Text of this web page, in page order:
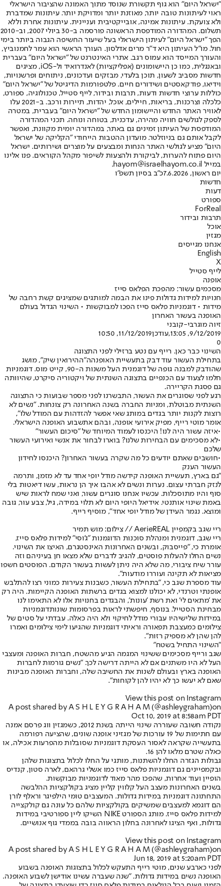
"ישראל היום" הוא גוף תקשורת שנוסד מתוך האמונה שהציבור הישראלי
ראוי לעיתונות טובה יותר, מאוזנת יותר ומדויקת יותר. עיתונות שמדברת
ולא צועקת. עיתונות אמינה, אובייקטיבית ועניינית. עיתונות אחרת וללא
תשלום. המהדורה המודפסת הראשונה פורסמה ב-30 ביולי 2007, וב-2010
הפך "ישראל היום" לעיתון הישראלי בעל שיעור החשיפה הגבוה ביותר בימי
חול. מו"ל העיתון היא ד"ר מרים אדלסון. העורך הראשי הוא עמר לחמנוביץ,
והעורך המייסד הוא עמוס רגב. אתרי האינטרנט של "ישראל היום" בעברית
ובאנגלית, כמו כן היישומונים (אפליקציות) לאנדרואיד ול-iOS, מציגים
חדשות מסביב לשעון, תוכן בלעדי, מבזקים ועדכונים, ניתוחים ופרשנויות,
וידיאו, פודקאסטים ושידורים חיים. פלטפורמות הדיגיטל של "ישראל היום"
כוללות ערוצי חדשות ודעות, תרבות ובידור, לייף סטייל, טכנולוגיה, ספורט,
כלכלה וצרכנות, בריאות, חיילים, אוכל, יהדות, תיירות ורכב. ב-2021 עלו
לאוויר האתר החדש והיישומון החדש של "ישראל היום" בעברית, במטרה
לספק לגולשים חוויה מהירה, עדכנית, בטוחה ונוחה. תכני המהדורה
המודפסת של העיתון זמינים גם באתר, במהדורה יומית מקוונת, ואפשר
לקבל אותם גם בניוזלטר. מועדון ההטבות הייחודי "הקליקה של ישראל
היום" מציע לגולשי האתר הנחות ומבצעים על מוצרים ושירותים. ישראל
היום פתוח להערות, לביקורת ולהצעות לשיפור מקהל הקוראים. פנו אלינו
במייל hayom@israelhayom.co.il.
יום ראשון, 7.6.2026
כ"ב בסיון תשפ"ו
חדשות
דעות
ספורט
ForReal
תרבות ובידור
אוכל
מגזין
אנחנו מגייסים
English
X
לייף סטייל
אופנה
מסכמים עשור: מהפכת הפלאס סייז
חנויות למידות גדולות פינו את הבמה למותגים שמציגים קשת רחבה של
מידות • דוגמניות פלאס סייז הפכו למבוקשות • השינוי הגדול בעולם
האופנה בעשור האחרון
זיוה מוגרבי-קובני
9/12/2019, 13:05
,עודכן11/12/2019, 10:50
0
השינוי כבר כאן. רייף עם נטע ברזילי לפני התצוגה
בתחילת העשור עוד דבק בתעשיית האופנהה"ההירואין שיק", מושג
שהודבק למבנה גופה של דוגמנית העל משנות ה-90, קייט מוס. דוגמניות
חלמו לצעוד עם הכנפיים בתצוגה השנתית של ויקטוריה סיקרט, שהיוותה
גם פסגת הקריירה.
רגע לפני שסוגרים את העשור, התבשרנו לפני מספר שבועות כי התצוגה
השנתית מבוטלת, ומניות החברה בשנה האחרונה רק צונחות. "נשים לא
רוצות לקנות יותר בגדים במותג שאי אפשר להזדהות עם המודל שלו",
אומר מוטי רייף, מפיק אירועי אופנה, ובהם אתשבוע האופנה הישראלי.
•איזה עשור היה לנו! היכנסו לעמוד המיוחד של "סיכום העשור"
•לא מסכימים עם הבחירות שלנו? בוארו לבחור את אנשי ואירועי העשור
שלכם
•חושבים שאתם יודעים כל מה שקרה בעשור האחרון? היכנסו לחידון
העשור הענק
"גם בארץ, תעשיית האופנה קידשה מודל יופי אחד עד לא מזמן, ותרמה
לנזק חברתי עצום. נערות ונשים לא אהבו איך הן נראות, עשו דיאטות בלי
סוף והיו מתוסכלות. עכשיו אנחנו סוגרים עשור, ואני שמח לראות שיש
באמת שינוי אותנטי. אידיאל היופי היום לא תלוי במידה, גיל, צבע עור, גובה
ומוצא. נגמר העידן של מודל יופי אחד", מוסיף רייף.
ריי שגב בקמפיין AerieREAL // צילום: מוש תמיר
ריי שגב, דוגמנית ומנהלת סוכנות הדוגמנות "ג'וסי" למידות פלאס סייז,
אומרת כי, "פייסבוק, ובשנים האחרונות האינסטגרם, האיצו את השינוי.
נשים החלו להעלות פוסטים, להגיב לדברים שלא מצאו חן בעיניהם וזה
עורר שיח ציבורי, מה שלא היה ניתן לעשות בעשור הקודם. הפוסטים חשפו
מציאות לא תקינה ועוררו מודעות".
עוד מספרת שגב כי, "בתחילת העשור, כשבנות צעירות כמוני רצו להתלבש
אופנתי וטרנדי, לא יכולנו למצוא בגדים ברשתות האופנה הקיימות. היה רק
את 'מתאים לי' ואת רשת 'עונות', והבגדים בחנויות אלו לא התאימו לנו
מבחינת הסטייל. בנוסף, חיפשתי לראות בפרסומות שונותדוגמניות
במידות שלישיהיו עבורי מודל לחיקוי ולא היה כאלה. עבדתי על סטים של
צילומים כמעצבת תפאורה וראיתי דוגמניות שהגיעו לימי צילומים ואמרו
להן שהן לא מספיק רזות".
"השינוי התחיל בשטח"
שגב ורייף מסכימים ששינוי המגמה הגיע מהשטח, חברות האופנה ומעצבי
העל לא היו משתנים אם לא הייתה דרישה לכך. "נשים גורמות לחברות
האופנה בארץ ובעולם לשנות את החשיבה שלה, וחברות האופנה מבינות
שאם לא יעשו כך לא יהיו להן לקוחות".
View this post on Instagram
A post shared by A S H L E Y G R A H A M (@ashleygraham)on
Oct 10, 2019 at 8:58am PDT
נקודה חשובה שעוררה שינוי הייתה בשנת 2012, כשמגזין ווג פרסם אמנה
עם חתימות של 19 עורכות של מגזיני אופנה שונים, שהציעה רפורמה
בתעשייה שקראה לאסור העסקת דוגמניות שסובלות מהפרעות אכילה, או
כאלה שטרם מלאו להן 16.
גבולות הגזרה החלו להשתנות, מותגי על החלו לכלול בתצוגות שלהן
ובקמפיינים גם דוגמניות פלאס סייז כמו אשלי גרהאם, לארה סטון, קנדיס
הופיין ועוד אחרות, שהפכו מהר מאוד לדוגמניות מבוקשות.
בשנים האחרונות מעצב העל קלווין קליין מציג בקולקציות ההלבשה
התחתונה דוגמניות במידות גדולות. המעצבים טומי הילפיגר וראלף לורן
הם דוגמא למעצבים שמשיקים בקולקציות שלהם כל עונה גם קולקצייה
למידות פלאס סייז. מותג הספורט NIKE השיקו ליין ספורטיבי במידות
גדולות, ואף הציגו לאחרונה בחלון הראווה בובה בממדי גוף אנושיים.
View this post on Instagram
A post shared by A S H L E Y G R A H A M (@ashleygraham)on
Jun 18, 2019 at 5:20am PDT
לפני כארבע שנים, מוטי רייף התעקש לכלול בתצוגות האופנה בשבוע
האופנה נשים במידות גדולות. "שנה שעברה עשינו אודישן לשבוע האופנה.